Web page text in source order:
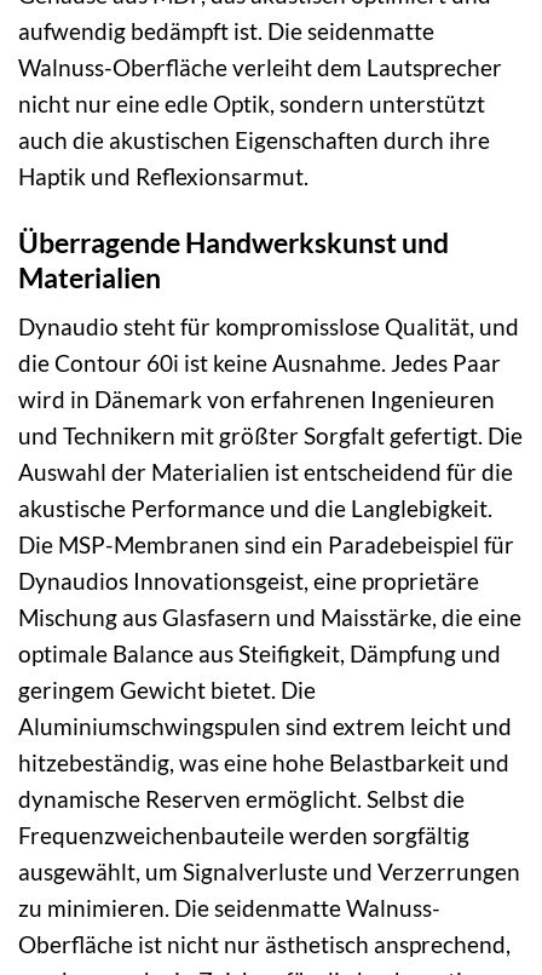
aufwendig bedämpft ist. Die seidenmatte
Walnuss-Oberfläche verleiht dem Lautsprecher
nicht nur eine edle Optik, sondern unterstützt
auch die akustischen Eigenschaften durch ihre
Haptik und Reflexionsarmut.
Überragende Handwerkskunst und
Materialien
Dynaudio steht für kompromisslose Qualität, und
die Contour 60i ist keine Ausnahme. Jedes Paar
wird in Dänemark von erfahrenen Ingenieuren
und Technikern mit größter Sorgfalt gefertigt. Die
Auswahl der Materialien ist entscheidend für die
akustische Performance und die Langlebigkeit.
Die MSP-Membranen sind ein Paradebeispiel für
Dynaudios Innovationsgeist, eine proprietäre
Mischung aus Glasfasern und Maisstärke, die eine
optimale Balance aus Steifigkeit, Dämpfung und
geringem Gewicht bietet. Die
Aluminiumschwingspulen sind extrem leicht und
hitzebeständig, was eine hohe Belastbarkeit und
dynamische Reserven ermöglicht. Selbst die
Frequenzweichenbauteile werden sorgfältig
ausgewählt, um Signalverluste und Verzerrungen
zu minimieren. Die seidenmatte Walnuss-
Oberfläche ist nicht nur ästhetisch ansprechend,